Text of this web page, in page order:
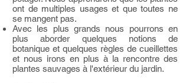
ont de multiples usages et que toutes ne
se mangent pas.
Avec les plus grands nous pourrons en
plus aborder quelques notions de
botanique et quelques règles de cueillettes
et nous irons en plus à la rencontre des
plantes sauvages à l'extérieur du jardin.